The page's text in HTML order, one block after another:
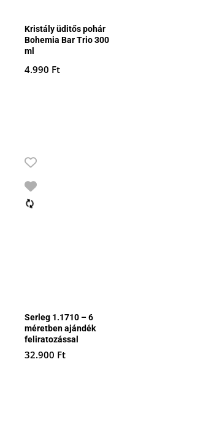
Kristály üditős pohár
Bohemia Bar Trio 300
ml
4.990 Ft
Serleg 1.1710 – 6
méretben ajándék
feliratozással
32.900 Ft